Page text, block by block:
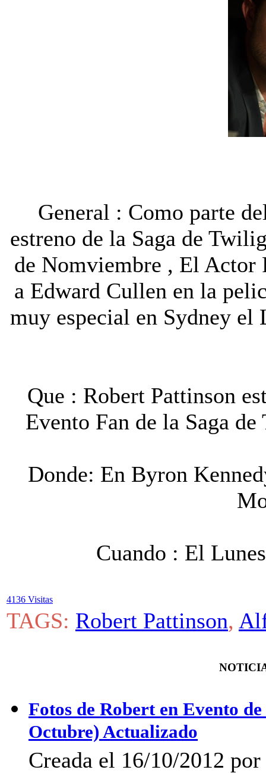
General : Como parte
estreno de la Saga de
de Nomviembre , El Actor
a Edward Cullen en la
muy especial en Sydney el
Que : Robert Pattinson
Evento Fan de la Saga
Donde: En Byron
Cuando : El
4136 Visitas
TAGS: Robert Pattinson,
Fotos de Robert en Evento
Octubre) Actualizado
Creada el 16/10/2012